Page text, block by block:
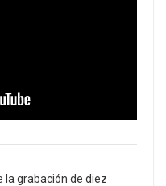
grabación de diez